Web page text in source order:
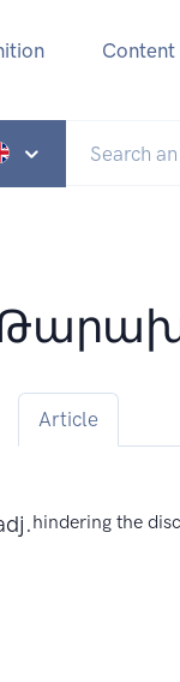
Content
Article
hindering the